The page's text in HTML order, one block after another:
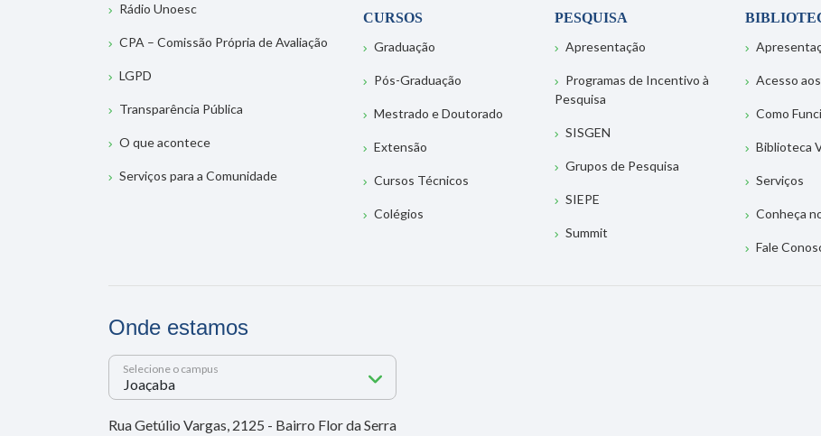
Rádio Unoesc
CPA – Comissão Própria de Avaliação
LGPD
Transparência Pública
O que acontece
Serviços para a Comunidade
CURSOS
Graduação
Pós-Graduação
Mestrado e Doutorado
Extensão
Cursos Técnicos
Colégios
PESQUISA
Apresentação
Programas de Incentivo à
Pesquisa
SISGEN
Grupos de Pesquisa
SIEPE
Summit
Acesso
Como
Biblioteca
Serviços
Conheça
Fale
Onde estamos
Selecione o campus
Rua Getúlio Vargas, 2125 - Bairro Flor da Serra